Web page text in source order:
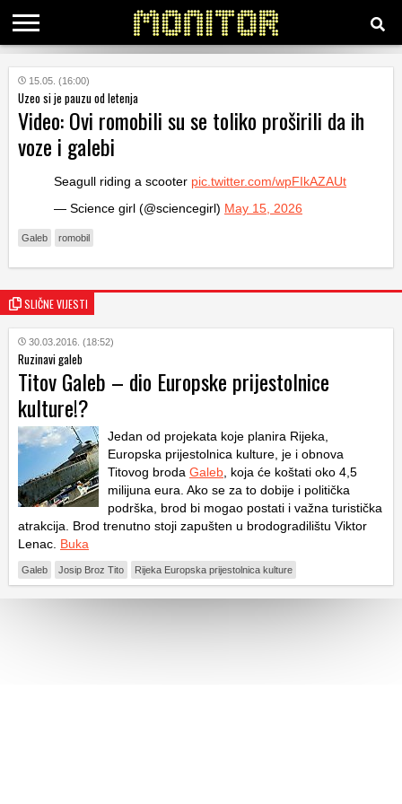
KATEGORIJE
HRVATSKI
WEB
15.05. (16:00)
Uzeo si je pauzu od letenja
Video: Ovi romobili su se toliko proširili da ih
voze i galebi
Seagull riding a scooter pic.twitter.com/wpFIkAZAUt
— Science girl (@sciencegirl) May 15, 2026
Galeb romobil
SLIČNE VIJESTI
30.03.2016. (18:52)
Ruzinavi galeb
Titov Galeb – dio Europske prijestolnice
kulture!?
Jedan od projekata koje planira Rijeka,
Europska prijestolnica kulture, je i obnova
Titovog broda Galeb , koja će koštati oko 4,5
milijuna eura. Ako se za to dobije i politička
podrška, brod bi mogao postati i važna turistička
atrakcija. Brod trenutno stoji zapušten u brodogradilištu Viktor
Lenac. Buka
Galeb Josip Broz Tito Rijeka Europska prijestolnica kulture